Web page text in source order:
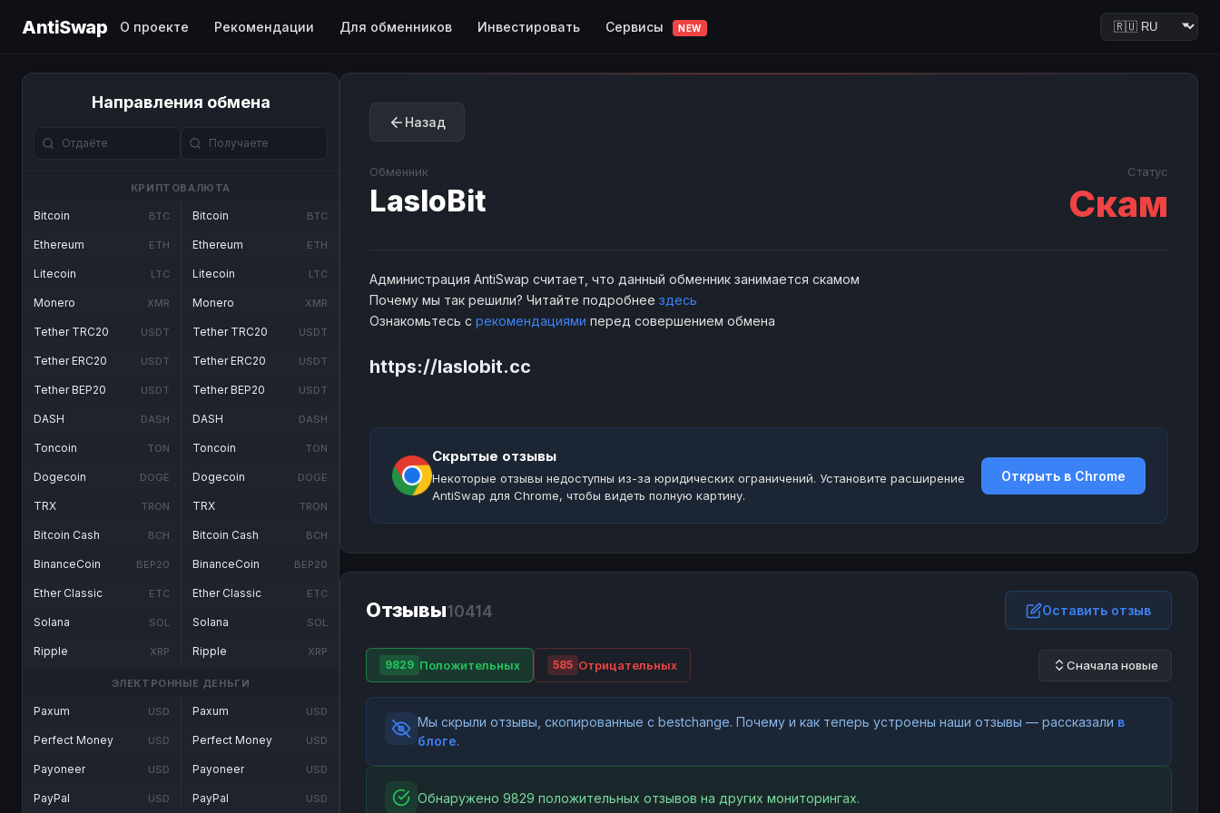
AntiSwap О проекте Рекомендации Для обменников Инвестировать Сервисы NEW
Направления обмена
КРИПТОВАЛЮТА
Bitcoin BTC
Ethereum ETH
Litecoin LTC
Monero XMR
Tether TRC20 USDT
Tether ERC20 USDT
Tether BEP20 USDT
DASH DASH
Toncoin TON
Dogecoin DOGE
TRX TRON
Bitcoin Cash BCH
BinanceCoin BEP20
Ether Classic ETC
Solana SOL
Ripple XRP
Bitcoin BTC
Ethereum ETH
Litecoin LTC
Monero XMR
Tether TRC20 USDT
Tether ERC20 USDT
Tether BEP20 USDT
DASH DASH
Toncoin TON
Dogecoin DOGE
TRX TRON
Bitcoin Cash BCH
BinanceCoin BEP20
Ether Classic ETC
Solana SOL
Ripple XRP
ЭЛЕКТРОННЫЕ ДЕНЬГИ
Paxum USD
Perfect Money USD
Payoneer USD
PayPal USD
Paxum USD
Perfect Money USD
Payoneer USD
PayPal USD
Назад
Обменник
LasloBit
Статус
Скам
Администрация AntiSwap считает, что данный обменник занимается скамом
Почему мы так решили? Читайте подробнее здесь
Ознакомьтесь с рекомендациями перед совершением обмена
https://laslobit.cc
Скрытые отзывы
Некоторые отзывы недоступны из-за юридических ограничений. Установите расширение
AntiSwap для Chrome, чтобы видеть полную картину.
Открыть в Chrome
Отзывы10414 Оставить отзыв
9829 Положительных 585 Отрицательных Сначала новые
Мы скрыли отзывы, скопированные с bestchange. Почему и как теперь устроены наши отзывы — рассказали в
блоге.
Обнаружено 9829 положительных отзывов на других мониторингах.